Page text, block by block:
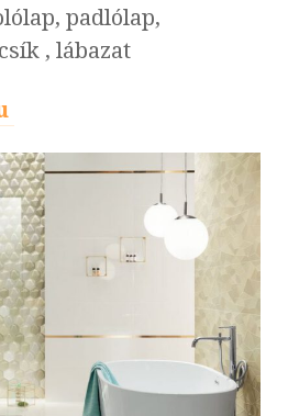
padlólap,
, lábazat